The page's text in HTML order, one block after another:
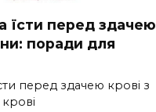
перед здачею
поради для
перед здачею крові з